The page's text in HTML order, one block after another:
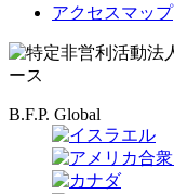
アクセスマップ
B.F.P. Global